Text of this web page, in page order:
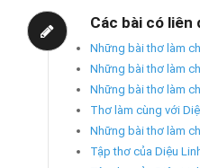
Các bài có liên
Những bài thơ làm
Những bài thơ làm
Những bài thơ làm
Thơ làm cùng với
Những bài thơ làm
Tập thơ của Diệu